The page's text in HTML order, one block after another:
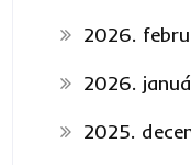
2026.
2026.
2025.